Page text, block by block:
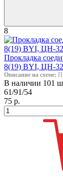
8
Прокладка
8(19) BYI, ЦН-
Описание на схеме:
В наличии 101
61/91/54
75 р.